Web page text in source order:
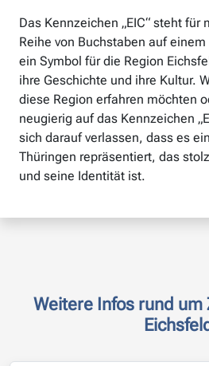
Das Kennzeichen „EIC“ steht für
Reihe von Buchstaben auf
ein Symbol für die Region
ihre Geschichte und ihre Kultur.
diese Region erfahren möchten
neugierig auf das Kennzeichen
sich darauf verlassen, dass es
Thüringen repräsentiert, das
und seine Identität ist.
Weitere Infos rund um
Eichsfeld